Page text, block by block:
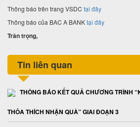
Thông báo trên trang VSDC tại đây
Thông báo của BAC A BANKtại đây
Trân trọng,
Tin liên quan
THÔNG BÁO KẾT QUẢ CHƯƠNG TRÌNH
THỎA THÍCH NHẬN QUÀ” GIAI ĐOẠN 3